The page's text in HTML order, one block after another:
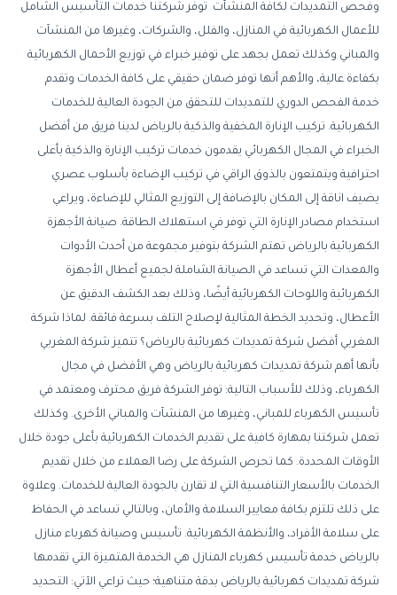
وفحص التمديدات لكافة المنشآت توفر شركتنا خدمات التأسيس الشامل
للأعمال الكهربائية في المنازل، والفلل، والشركات، وغيرها من المنشآت
والمباني وكذلك تعمل بجهد على توفير خبراء في توزيع الأحمال الكهربائية
بكفاءة عالية، والأهم أنها توفر ضمان حقيقي على كافة الخدمات وتقدم
خدمة الفحص الدوري للتمديدات للتحقق من الجودة العالية للخدمات
الكهربائية. تركيب الإنارة المخفية والذكية بالرياض لدينا فريق من أفضل
الخبراء في المجال الكهربائي يقدمون خدمات تركيب الإنارة والذكية بأعلى
احترافية ويتمتعون بالذوق الراقي في تركيب الإضاءة بأسلوب عصري
يضيف اناقة إلى المكان بالإضافة إلى التوزيع المثالي للإضاءة، ويراعي
استخدام مصادر الإنارة التي توفر في استهلاك الطاقة. صيانة الأجهزة
الكهربائية بالرياض تهتم الشركة بتوفير مجموعة من أحدث الأدوات
والمعدات التي تساعد في الصيانة الشاملة لجميع أعطال الأجهزة
الكهربائية واللوحات الكهربائية أيضًا، وذلك بعد الكشف الدقيق عن
الأعطال، وتحديد الخطة المثالية لإصلاح التلف بسرعة فائقة. لماذا شركة
المغربي أفضل شركة تمديدات كهربائية بالرياض؟ تتميز شركة المغربي
بأنها أهم شركة تمديدات كهربائية بالرياض وهي الأفضل في مجال
الكهرباء، وذلك للأسباب التالية: توفر الشركة فريق محترف ومعتمد في
تأسيس الكهرباء للمباني، وغيرها من المنشآت والمباني الأخرى. وكذلك
تعمل شركتنا بمهارة كافية على تقديم الخدمات الكهربائية بأعلى جودة خلال
الأوقات المحددة. كما تحرص الشركة على رضا العملاء من خلال تقديم
الخدمات بالأسعار التنافسية التي لا تقارن بالجودة العالية للخدمات. وعلاوة
على ذلك تلتزم بكافة معايير السلامة والأمان، وبالتالي تساعد في الحفاظ
على سلامة الأفراد، والأنظمة الكهربائية. تأسيس وصيانة كهرباء منازل
بالرياض خدمة تأسيس كهرباء المنازل هي الخدمة المتميزة التي تقدمها
شركة تمديدات كهربائية بالرياض بدقة متناهية؛ حيث تراعي الآتي: التحديد